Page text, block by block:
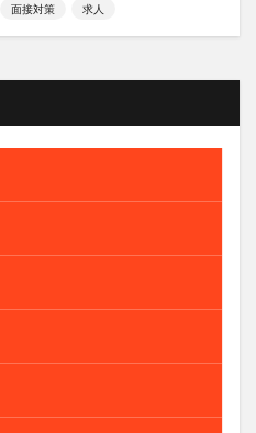
面接対策 求人